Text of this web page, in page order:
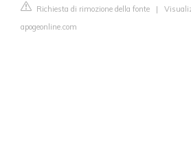
Richiesta di rimozione della fonte |
apogeonline.com